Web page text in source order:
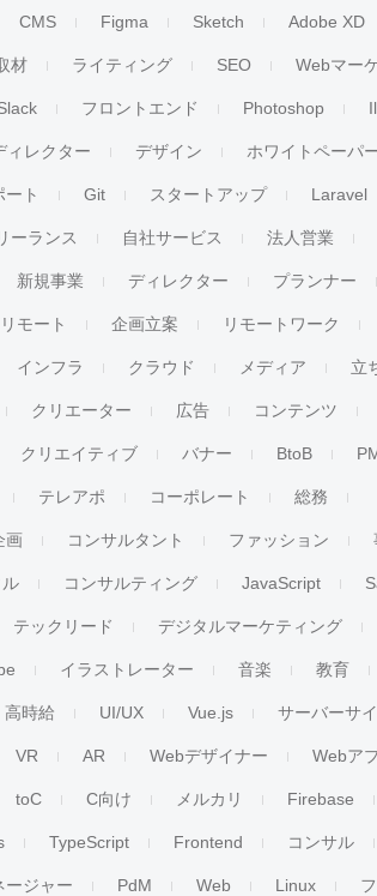
CMS Figma Sketch Adobe XD
材 ライティング SEO Webマー
フロントエンド Photoshop
ィレクター デザイン ホワイトペーパ
ート Git スタートアップ Laravel
ーランス 自社サービス 法人営業
新規事業 ディレクター プランナー
リモート 企画立案 リモートワーク
インフラ クラウド メディア 立
クリエーター 広告 コンテンツ
クリエイティブ バナー BtoB
テレアポ コーポレート 総務
画 コンサルタント ファッション
コンサルティング JavaScript
テックリード デジタルマーケティング
イラストレーター 音楽 教育
高時給 UI/UX Vue.js サーバーサ
VR AR Webデザイナー Webア
toC C向け メルカリ Firebase
TypeScript Frontend コンサル
ージャー PdM Web Linux